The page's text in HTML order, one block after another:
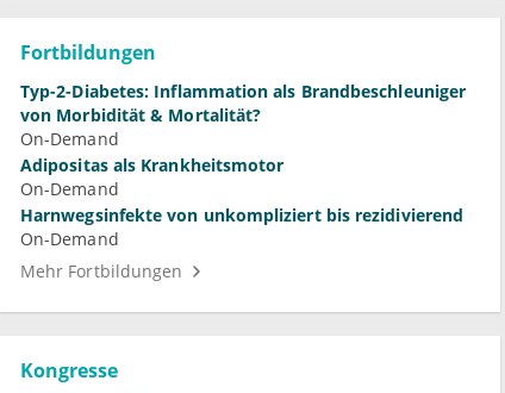
Fortbildungen
Typ-2-Diabetes: Inflammation als Brandbeschleuniger
von Morbidität & Mortalität?
On-Demand
Adipositas als Krankheitsmotor
On-Demand
Harnwegsinfekte von unkompliziert bis rezidivierend
On-Demand
Mehr Fortbildungen
Kongresse